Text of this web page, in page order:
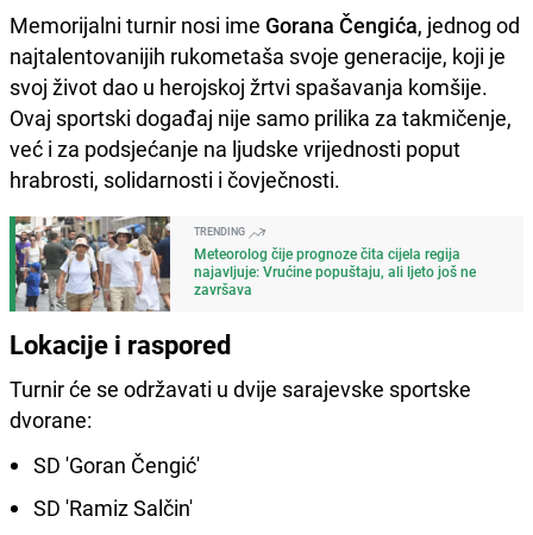
Memorijalni turnir nosi ime Gorana Čengića, jednog od
najtalentovanijih rukometaša svoje generacije, koji je
svoj život dao u herojskoj žrtvi spašavanja komšije.
Ovaj sportski događaj nije samo prilika za takmičenje,
već i za podsjećanje na ljudske vrijednosti poput
hrabrosti, solidarnosti i čovječnosti.
TRENDING
Meteorolog čije prognoze čita cijela regija
najavljuje: Vrućine popuštaju, ali ljeto još ne
završava
Lokacije i raspored
Turnir će se održavati u dvije sarajevske sportske
dvorane:
SD 'Goran Čengić'
SD 'Ramiz Salčin'